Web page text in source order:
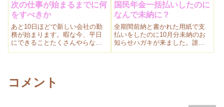
次の仕事が始まるまでに何
をすべきか
あと10日ほどで新しい会社の勤
務が始まります。暇な今、平日
にできることたくさんやらない
と。書きだして見ましたが全部
国民年金一括払いしたのに
なんで未納に？
全期間前納と書かれた用紙で支
払いをしたのに10月分未納のお
知らせハガキが来ました。誰の
ミス？役所？年金事務所？ま、
コメント